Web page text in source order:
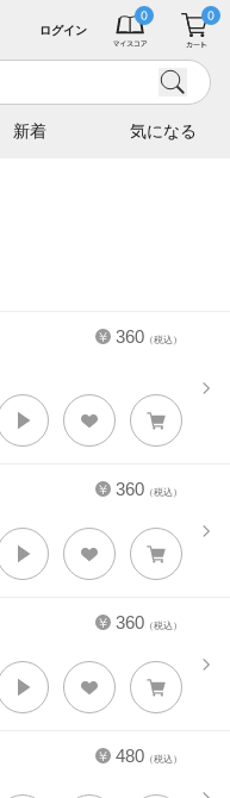
新着 気になる
ログイン
360 （税込）
360 （税込）
360 （税込）
480 （税込）